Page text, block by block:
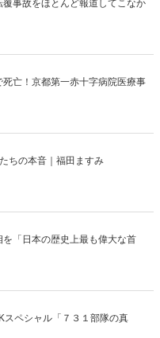
覆事故をほとんど報道してこなか
亡！京都第一赤十字病院医療事
ちの本音｜福田ますみ
「日本の歴史上最も偉大な首
ペシャル「７３１部隊の真